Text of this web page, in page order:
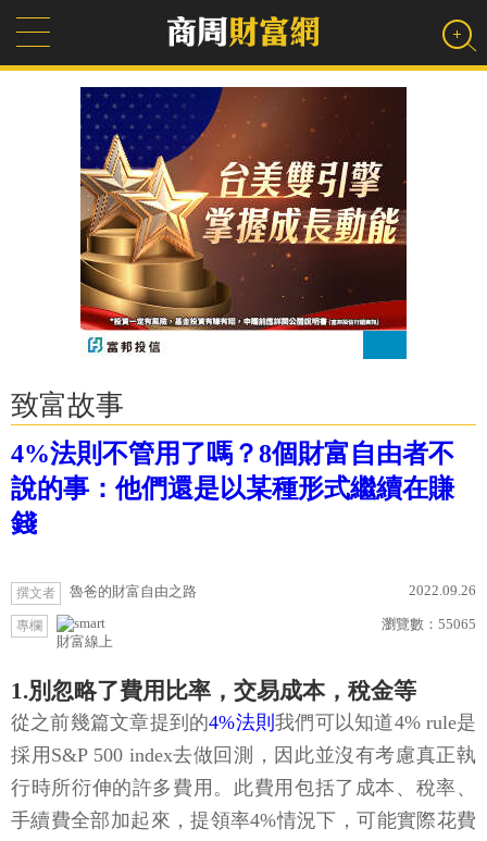
致富故事
4%法則不管用了嗎？8個財富自由者不
說的事：他們還是以某種形式繼續在賺
錢
撰文者 魯爸的財富自由之路 2022.09.26
專欄
財富線上
瀏覽數： 55065
1.別忽略了費用比率，交易成本，稅金等
從之前幾篇文章提到的4%法則我們可以知道4% rule是
採用S&P 500 index去做回測，因此並沒有考慮真正執
行時所衍伸的許多費用。此費用包括了成本、稅率、
手續費全部加起來，提領率4%情況下，可能實際花費